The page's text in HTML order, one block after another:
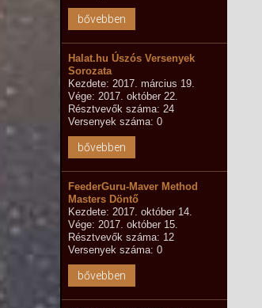
bővebben
Halat.hu Úszós Versenyek
Sorozata
Kezdete: 2017. március 19.
Vége: 2017. október 22.
Résztvevők száma: 24
Versenyek száma: 0
bővebben
FeederGuru-Maver Method
Masters Döntő
Kezdete: 2017. október 14.
Vége: 2017. október 15.
Résztvevők száma: 12
Versenyek száma: 0
bővebben